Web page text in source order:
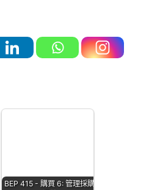
BEP 415 - 購買 6: 管理採購